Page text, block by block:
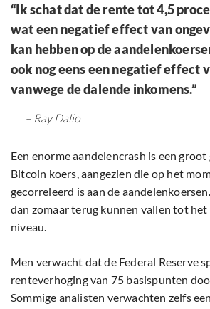
“Ik schat dat de rente tot 4,5
wat een negatief effect van
kan hebben op de
ook nog eens een negatief effect
vanwege de dalende inkomens.”
– Ray Dalio
Een enorme aandelencrash is een
Bitcoin koers, aangezien die op het
gecorreleerd is aan de
dan zomaar terug kunnen vallen tot
niveau.
Men verwacht dat de Federal Reserve
renteverhoging van 75 basispunten
Sommige analisten verwachten zelfs